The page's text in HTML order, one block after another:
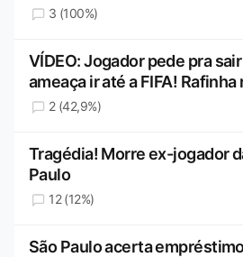
3 (100%)
VÍDEO: Jogador pede pra
ameaça ir até a FIFA!
2 (42,9%)
Tragédia! Morre ex-jogador
Paulo
12 (12%)
São Paulo acerta